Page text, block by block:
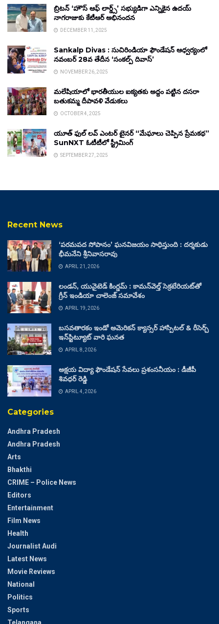
బ్రిటన్ ‘హౌస్ ఆఫ్ లార్డ్స్’ సభ్యుడిగా ఎన్నికైన ఉదయ్
నాగరాజుకు కేటీఆర్ అభినందన
DECEMBER 11, 2025
Sankalp Divas : సుచిరిండియా ఫౌండేషన్ ఆధ్వర్యంలో
నవంబర్ 28వ తేదీన ‘సంకల్ప్ దివాస్’
NOVEMBER 26, 2025
మలేషియాలో భారతీయుల ఐక్యతకు అద్దం పట్టిన దసరా
బతుకమ్మ దీపావళి వేడుకలు
OCTOBER 4, 2025
యూత్ ఫుల్ లవ్ ఎంటర్ టైనర్ “మేఘాలు చెప్పిన ప్రేమకథ”
SunNXT ఓటీటీలో స్ట్రీమింగ్
SEPTEMBER 27, 2025
Recent News
‘పరమపద సోపానం’ ఘనవిజయం సాధిస్తుంది : దర్శకుడు
భీమనేని శ్రీనివాసరావు
APRIL 21, 2026
లండన్, యునైటెడ్ కింగ్డమ్ : కామన్‌వెల్త్ సెక్రటేరియట్‌తో
గ్రీన్ ఇండియా చాలెంజ్ సమావేశం
APRIL 19, 2026
బసవతారకం ఇండో అమెరికన్ క్యాన్సర్ హాస్పిటల్ & రీసెర్చ్
ఇన్‌స్టిట్యూట్ వారి ఘనత
APRIL 8, 2026
అక్షయ విద్యా ఫౌండేషన్ సేవలు ప్రశంసనీయం : డీజీపీ
శివధర్ రెడ్డి
APRIL 4, 2026
Categories
Andhra Pradesh
Andhra Pradesh
Arts
Bhakthi
CRIME – Police News
Editors
Entertainment
Film News
Health
Journalist Audi
Latest News
Movie Reviews
National
Politics
Sports
Telangana